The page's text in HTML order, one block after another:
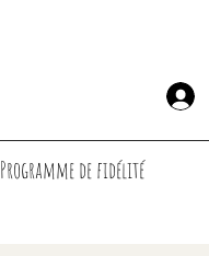
Programme de fidélité